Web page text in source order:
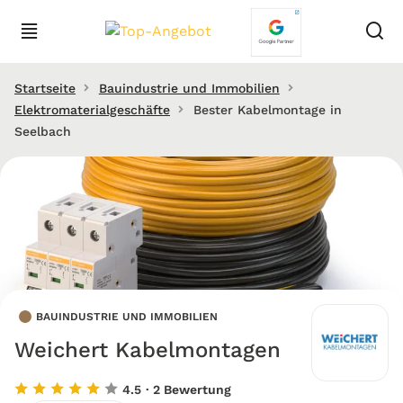
Startseite
Bauindustrie und Immobilien
Elektromaterialgeschäfte
Bester Kabelmontage in
Seelbach
BAUINDUSTRIE UND IMMOBILIEN
Weichert Kabelmontagen
4.5 · 2 Bewertung